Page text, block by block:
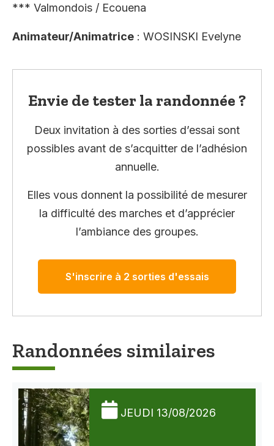
*** Valmondois / Ecouena
Animateur/Animatrice : WOSINSKI Evelyne
Envie de tester la randonnée ?
Deux invitation à des sorties d’essai sont
possibles avant de s’acquitter de l’adhésion
annuelle.
Elles vous donnent la possibilité de mesurer
la difficulté des marches et d’apprécier
l’ambiance des groupes.
S'inscrire à 2 sorties d'essais
Randonnées similaires
JEUDI 13/08/2026